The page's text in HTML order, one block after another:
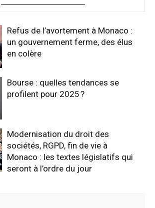
Refus de l’avortement à Monaco :
un gouvernement ferme, des élus
en colère
Bourse : quelles tendances se
profilent pour 2025 ?
Modernisation du droit des
sociétés, RGPD, fin de vie à
Monaco : les textes législatifs qui
seront à l’ordre du jour